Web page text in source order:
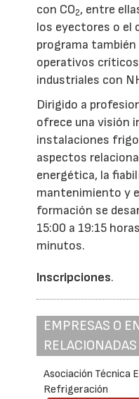
con CO2, entre
los eyectores o el
programa
operativos
industriales con
Dirigido a
ofrece una visión
instalaciones
aspectos
energética, la
mantenimiento y
formación se
15:00 a 19:15
minutos.
Inscripciones.
EMPRESAS O
RELACIONADAS
Asociación Técnica
Refrigeración